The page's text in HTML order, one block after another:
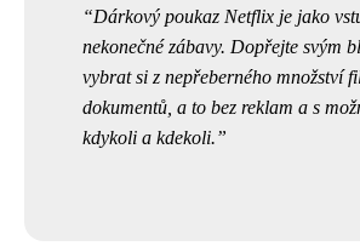
Dárkový poukaz Netflix je jako
nekonečné zábavy. Dopřejte svým
vybrat si z nepřeberného množství
dokumentů, a to bez reklam a s
kdykoli a kdekoli.